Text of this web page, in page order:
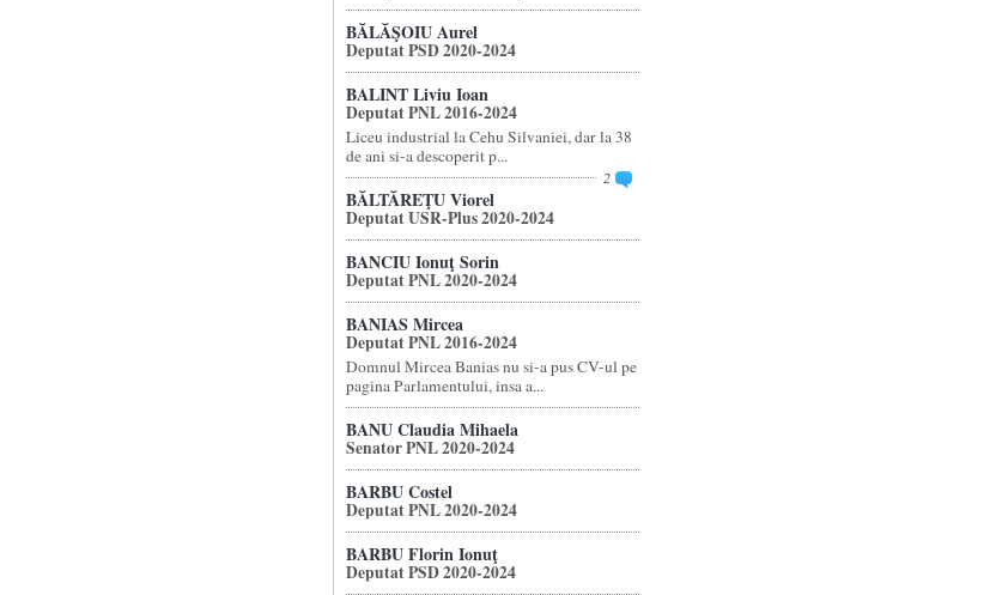
BĂLĂŞOIU Aurel
Deputat PSD 2020-2024
BALINT Liviu Ioan
Deputat PNL 2016-2024
Liceu industrial la Cehu Silvaniei, dar la 38
de ani si-a descoperit p...
2
BĂLTĂREŢU Viorel
Deputat USR-Plus 2020-2024
BANCIU Ionuţ Sorin
Deputat PNL 2020-2024
BANIAS Mircea
Deputat PNL 2016-2024
Domnul Mircea Banias nu si-a pus CV-ul pe
pagina Parlamentului, insa a...
BANU Claudia Mihaela
Senator PNL 2020-2024
BARBU Costel
Deputat PNL 2020-2024
BARBU Florin Ionuţ
Deputat PSD 2020-2024